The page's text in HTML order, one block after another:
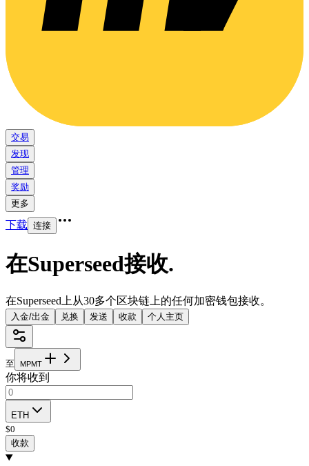
交易
发现
管理
奖励
更多
下载 连接
在Superseed接收.
在Superseed上从30多个区块链上的任何加密钱包接收。
入金/出金 兑换 发送 收款 个人主页
至 MPMT
你将收到
ETH
$0
收款